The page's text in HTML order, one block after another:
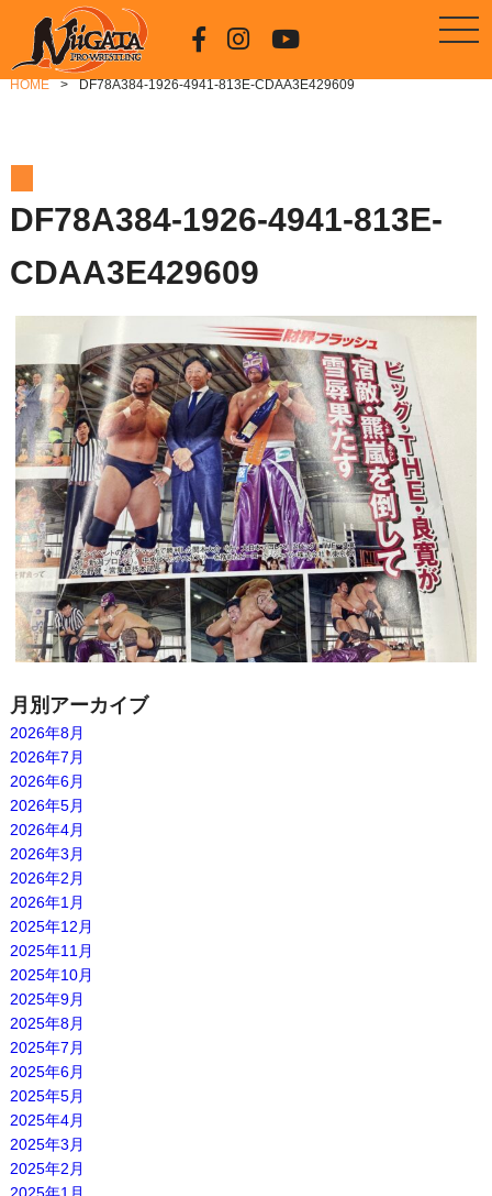
HOME DF78A384-1926-4941-813E-CDAA3E429609
DF78A384-1926-4941-813E-
CDAA3E429609
月別アーカイブ
2026年8月
2026年7月
2026年6月
2026年5月
2026年4月
2026年3月
2026年2月
2026年1月
2025年12月
2025年11月
2025年10月
2025年9月
2025年8月
2025年7月
2025年6月
2025年5月
2025年4月
2025年3月
2025年2月